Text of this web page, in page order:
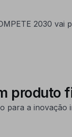
2030 vai
produto
para a inovação